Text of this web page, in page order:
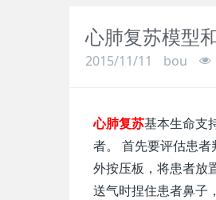
心肺复苏模型
2015/11/11 bou
心肺复苏基本生命支
者。 首先要评估患
外按压板，将患者放
送气时捏住患者鼻子